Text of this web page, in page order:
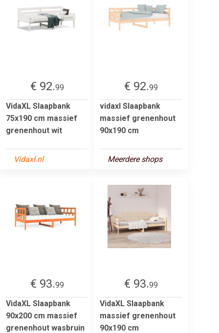
€ 92.99
VidaXL Slaapbank
75x190 cm massief
grenenhout wit
Vidaxl.nl
€ 92.99
vidaxl Slaapbank
massief grenenhout
90x190 cm
Meerdere shops
€ 93.99
VidaXL Slaapbank
90x200 cm massief
grenenhout wasbruin
€ 93.99
VidaXL Slaapbank
massief grenenhout
90x190 cm